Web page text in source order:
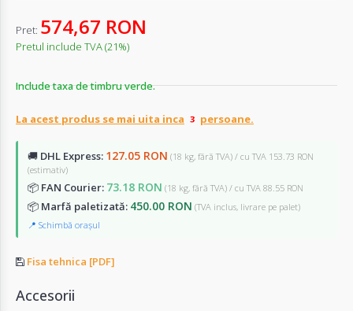
Pret: 574,67 RON
Pretul include TVA (21%)
Include taxa de timbru verde.
La acest produs se mai uita inca persoane.
🚚 DHL Express: 127.05 RON (18 kg, fără TVA) / cu TVA 153.73 RON
(estimativ)
📦 FAN Courier: 73.18 RON (18 kg, fără TVA) / cu TVA 88.55 RON
📦 Marfă paletizată: 450.00 RON (TVA inclus, livrare pe palet)
📍 Schimbă orașul
Fisa tehnica [PDF]
Accesorii